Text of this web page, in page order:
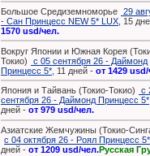
Большое Средиземноморье 29
- Сан Принцесс NEW 5* LUX , 15
1570 usd/чел.
Вокруг Японии и Южная Корея
Токио)
с 05 сентября 26 - Даймонд
Принцесс 5* , 11 дней - от 1429
Япония и Тайвань (Токио-Токио)
с
сентября 26 - Даймонд Принцесс 5*
дней - от 979 usd/чел.
Азиатские Жемчужины (Токио-
с 04 октября 26 - Роял Принцесс 5*
дней - от 1209 usd/чел.Русская